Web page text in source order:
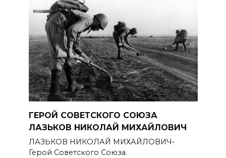
ГЕРОЙ СОВЕТСКОГО СОЮЗА
ЛАЗЬКОВ НИКОЛАЙ МИХАЙЛОВИЧ
ЛАЗЬКОВ НИКОЛАЙ МИХАЙЛОВИЧ-
Герой Советского Союза.